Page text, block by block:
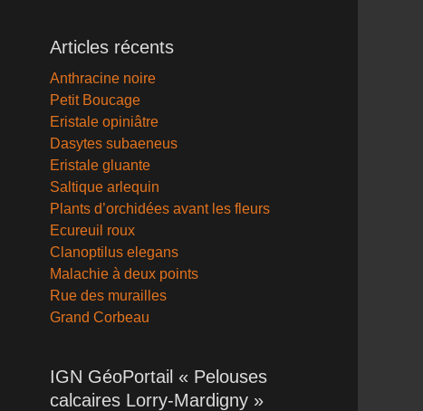
biologiques
Articles récents
Anthracine noire
Petit Boucage
Eristale opiniâtre
Dasytes subaeneus
Eristale gluante
Saltique arlequin
Plants d’orchidées avant les fleurs
Ecureuil roux
Clanoptilus elegans
Malachie à deux points
Rue des murailles
Grand Corbeau
IGN GéoPortail « Pelouses
calcaires Lorry-Mardigny »